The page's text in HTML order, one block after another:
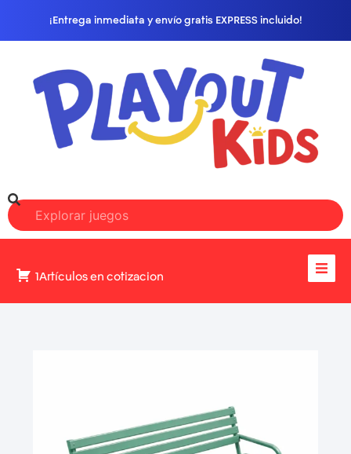
¡Entrega inmediata y envío gratis EXPRESS incluido!
1Artículos en cotizacion